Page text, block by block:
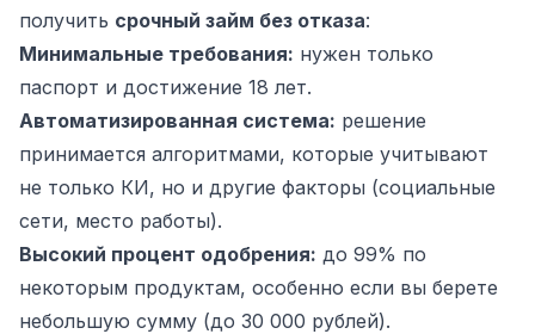
получить срочный займ без отказа:
Минимальные требования: нужен только
паспорт и достижение 18 лет.
Автоматизированная система: решение
принимается алгоритмами, которые учитывают
не только КИ, но и другие факторы (социальные
сети, место работы).
Высокий процент одобрения: до 99% по
некоторым продуктам, особенно если вы берете
небольшую сумму (до 30 000 рублей).